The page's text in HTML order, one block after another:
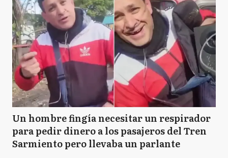
Un hombre fingía necesitar un respirador
para pedir dinero a los pasajeros del Tren
Sarmiento pero llevaba un parlante